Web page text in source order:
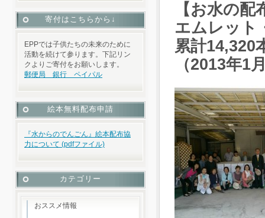
【お水の配
エムレット
累計14,320
（2013年1
寄付はこちらから↓
EPPでは子供たちの未来のために
活動を続けて参ります。下記リン
クよりご寄付をお願いします。
郵便局 銀行 ペイパル
絵本無料配布申請
『水からのでんごん』絵本配布協
力について (pdfファイル)
カテゴリー
おススメ情報